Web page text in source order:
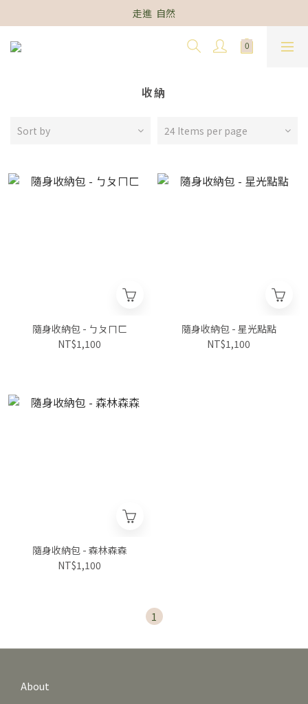
走進  自然
收納
Sort by 24 Items per page
隨身收納包 - ㄅㄆㄇㄈ
NT$1,100
隨身收納包 - 星光點點
NT$1,100
隨身收納包 - 森林森森
NT$1,100
1
About